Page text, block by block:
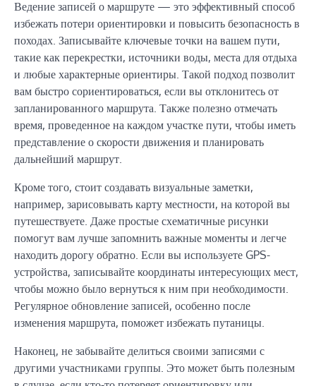
Ведение записей о маршруте — это эффективный способ
избежать потери ориентировки и повысить безопасность в
походах. Записывайте ключевые точки на вашем пути,
такие как перекрестки, источники воды, места для отдыха
и любые характерные ориентиры. Такой подход позволит
вам быстро сориентироваться, если вы отклонитесь от
запланированного маршрута. Также полезно отмечать
время, проведенное на каждом участке пути, чтобы иметь
представление о скорости движения и планировать
дальнейший маршрут.
Кроме того, стоит создавать визуальные заметки,
например, зарисовывать карту местности, на которой вы
путешествуете. Даже простые схематичные рисунки
помогут вам лучше запомнить важные моменты и легче
находить дорогу обратно. Если вы используете GPS-
устройства, записывайте координаты интересующих мест,
чтобы можно было вернуться к ним при необходимости.
Регулярное обновление записей, особенно после
изменения маршрута, поможет избежать путаницы.
Наконец, не забывайте делиться своими записями с
другими участниками группы. Это может быть полезным